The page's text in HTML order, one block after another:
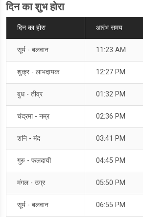
दिन का शुभ होरा
दिन का होरा आरंभ समय
सूर्य - बलवान 11:23 AM
शुक्र - लाभदायक 12:27 PM
बुध - तीव्र 01:32 PM
चंद्रमा - नम्र 02:36 PM
शनि - मंद 03:41 PM
गुरु - फलदायी 04:45 PM
मंगल - उग्र 05:50 PM
सूर्य - बलवान 06:55 PM